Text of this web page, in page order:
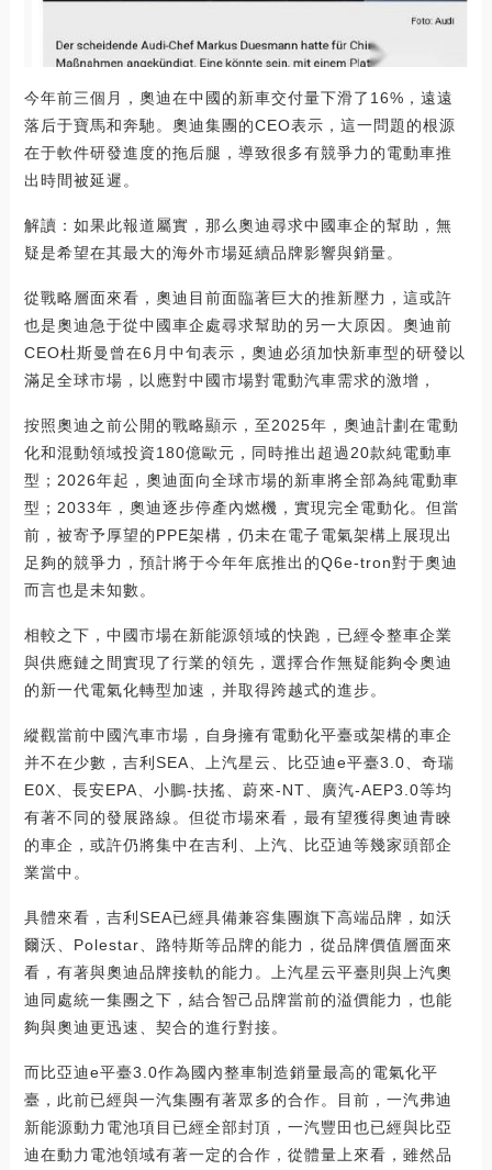
今年前三個月，奧迪在中國的新車交付量下滑了16%，遠遠
落后于寶馬和奔馳。奧迪集團的CEO表示，這一問題的根源
在于軟件研發進度的拖后腿，導致很多有競爭力的電動車推
出時間被延遲。
解讀：如果此報道屬實，那么奧迪尋求中國車企的幫助，無
疑是希望在其最大的海外市場延續品牌影響與銷量。
從戰略層面來看，奧迪目前面臨著巨大的推新壓力，這或許
也是奧迪急于從中國車企處尋求幫助的另一大原因。奧迪前
CEO杜斯曼曾在6月中旬表示，奧迪必須加快新車型的研發以
滿足全球市場，以應對中國市場對電動汽車需求的激增，
按照奧迪之前公開的戰略顯示，至2025年，奧迪計劃在電動
化和混動領域投資180億歐元，同時推出超過20款純電動車
型；2026年起，奧迪面向全球市場的新車將全部為純電動車
型；2033年，奧迪逐步停產內燃機，實現完全電動化。但當
前，被寄予厚望的PPE架構，仍未在電子電氣架構上展現出
足夠的競爭力，預計將于今年年底推出的Q6e-tron對于奧迪
而言也是未知數。
相較之下，中國市場在新能源領域的快跑，已經令整車企業
與供應鏈之間實現了行業的領先，選擇合作無疑能夠令奧迪
的新一代電氣化轉型加速，并取得跨越式的進步。
縱觀當前中國汽車市場，自身擁有電動化平臺或架構的車企
并不在少數，吉利SEA、上汽星云、比亞迪e平臺3.0、奇瑞
E0X、長安EPA、小鵬-扶搖、蔚來-NT、廣汽-AEP3.0等均
有著不同的發展路線。但從市場來看，最有望獲得奧迪青睞
的車企，或許仍將集中在吉利、上汽、比亞迪等幾家頭部企
業當中。
具體來看，吉利SEA已經具備兼容集團旗下高端品牌，如沃
爾沃、Polestar、路特斯等品牌的能力，從品牌價值層面來
看，有著與奧迪品牌接軌的能力。上汽星云平臺則與上汽奧
迪同處統一集團之下，結合智己品牌當前的溢價能力，也能
夠與奧迪更迅速、契合的進行對接。
而比亞迪e平臺3.0作為國內整車制造銷量最高的電氣化平
臺，此前已經與一汽集團有著眾多的合作。目前，一汽弗迪
新能源動力電池項目已經全部封頂，一汽豐田也已經與比亞
迪在動力電池領域有著一定的合作，從體量上來看，雖然品